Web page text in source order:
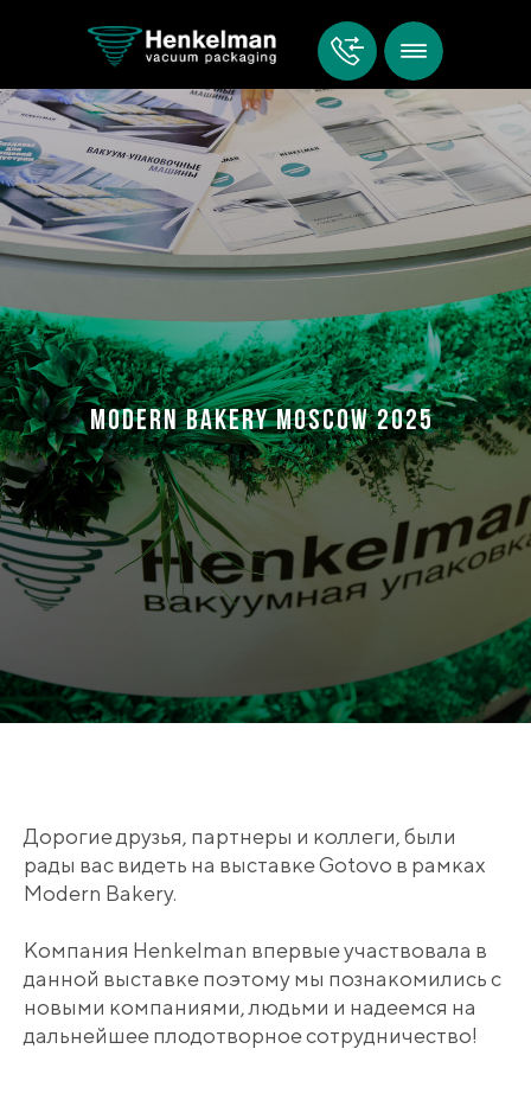
Modern Bakery moscow 2025
Дорогие друзья, партнеры и коллеги, были
рады вас видеть на выставке Gotovo в рамках
Modern Bakery.
Компания Henkelman впервые участвовала в
данной выставке поэтому мы познакомились с
новыми компаниями, людьми и надеемся на
дальнейшее плодотворное сотрудничество!